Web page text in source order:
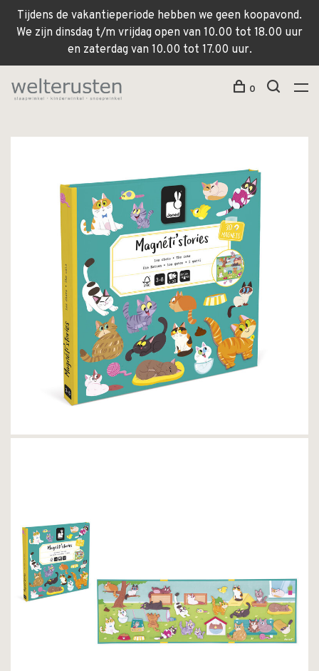
Tijdens de vakantieperiode hebben we geen koopavond.
We zijn dinsdag t/m vrijdag open van 10.00 tot 18.00 uur
en zaterdag van 10.00 tot 17.00 uur.
0